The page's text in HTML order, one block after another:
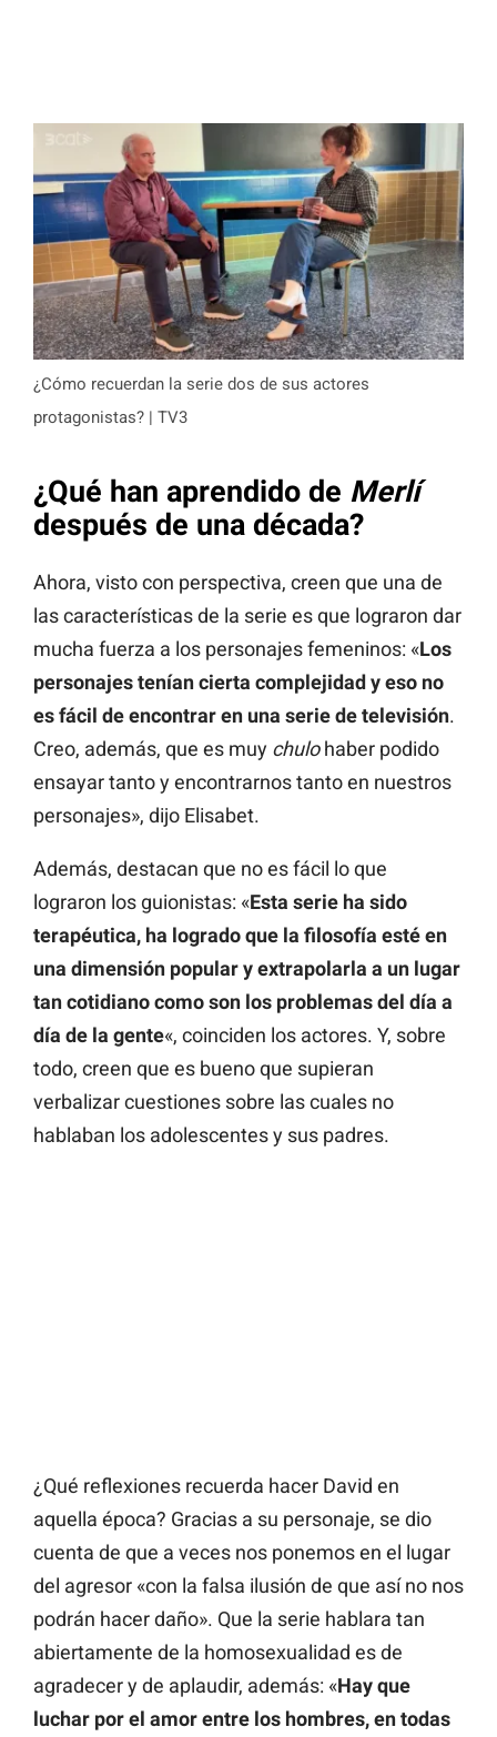
¿Cómo recuerdan la serie dos de sus actores
protagonistas? | TV3
¿Qué han aprendido de Merlí
después de una década?
Ahora, visto con perspectiva, creen que una de
las características de la serie es que lograron dar
mucha fuerza a los personajes femeninos: «Los
personajes tenían cierta complejidad y eso no
es fácil de encontrar en una serie de televisión.
Creo, además, que es muy chulohaber podido
ensayar tanto y encontrarnos tanto en nuestros
personajes», dijo Elisabet.
Además, destacan que no es fácil lo que
lograron los guionistas: «Esta serie ha sido
terapéutica, ha logrado que la filosofía esté en
una dimensión popular y extrapolarla a un lugar
tan cotidiano como son los problemas del día a
día de la gente«, coinciden los actores. Y, sobre
todo, creen que es bueno que supieran
verbalizar cuestiones sobre las cuales no
hablaban los adolescentes y sus padres.
¿Qué reflexiones recuerda hacer David en
aquella época? Gracias a su personaje, se dio
cuenta de que a veces nos ponemos en el lugar
del agresor «con la falsa ilusión de que así no nos
podrán hacer daño». Que la serie hablara tan
abiertamente de la homosexualidad es de
agradecer y de aplaudir, además: «Hay que
luchar por el amor entre los hombres, en todas